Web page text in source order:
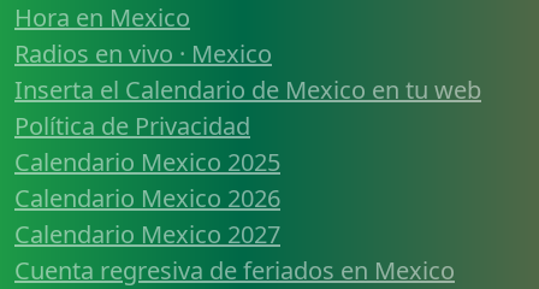
Hora en Mexico
Radios en vivo · Mexico
Inserta el Calendario de Mexico en tu web
Política de Privacidad
Calendario Mexico 2025
Calendario Mexico 2026
Calendario Mexico 2027
Cuenta regresiva de feriados en Mexico